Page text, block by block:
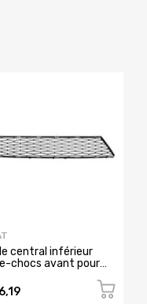
central inférieur
chocs avant pour
Neuve